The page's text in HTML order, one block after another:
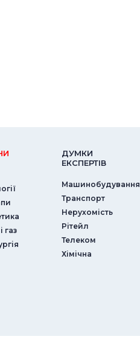
газ
ДУМКИ
ЕКСПЕРТIВ
Машинобудування
Транспорт
Нерухомість
Рітейл
Телеком
Хімічна